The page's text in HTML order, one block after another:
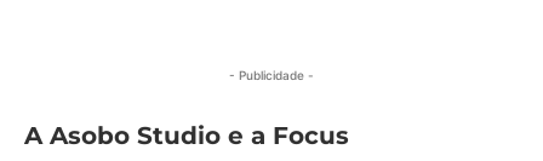
- Publicidade -
A Asobo Studio e a Focus